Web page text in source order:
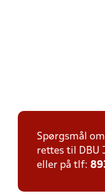
Spørgsmål
rettes til DBU
eller på tlf: